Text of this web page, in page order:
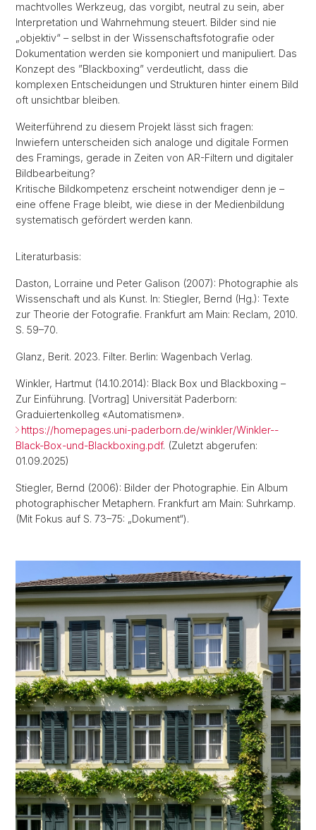
machtvolles Werkzeug, das vorgibt, neutral zu sein, aber
Interpretation und Wahrnehmung steuert. Bilder sind nie
„objektiv“ – selbst in der Wissenschaftsfotografie oder
Dokumentation werden sie komponiert und manipuliert. Das
Konzept des ”Blackboxing” verdeutlicht, dass die
komplexen Entscheidungen und Strukturen hinter einem Bild
oft unsichtbar bleiben.
Weiterführend zu diesem Projekt lässt sich fragen:
Inwiefern unterscheiden sich analoge und digitale Formen
des Framings, gerade in Zeiten von AR-Filtern und digitaler
Bildbearbeitung?
Kritische Bildkompetenz erscheint notwendiger denn je –
eine offene Frage bleibt, wie diese in der Medienbildung
systematisch gefördert werden kann.
Literaturbasis:
Daston, Lorraine und Peter Galison (2007): Photographie als
Wissenschaft und als Kunst. In: Stiegler, Bernd (Hg.): Texte
zur Theorie der Fotografie. Frankfurt am Main: Reclam, 2010.
S. 59–70.
Glanz, Berit. 2023. Filter. Berlin: Wagenbach Verlag.
Winkler, Hartmut (14.10.2014): Black Box und Blackboxing –
Zur Einführung. [Vortrag] Universität Paderborn:
Graduiertenkolleg «Automatismen».
https://homepages.uni-paderborn.de/winkler/Winkler--
Black-Box-und-Blackboxing.pdf. (Zuletzt abgerufen:
01.09.2025)
Stiegler, Bernd (2006): Bilder der Photographie. Ein Album
photographischer Metaphern. Frankfurt am Main: Suhrkamp.
(Mit Fokus auf S. 73–75: „Dokument“).